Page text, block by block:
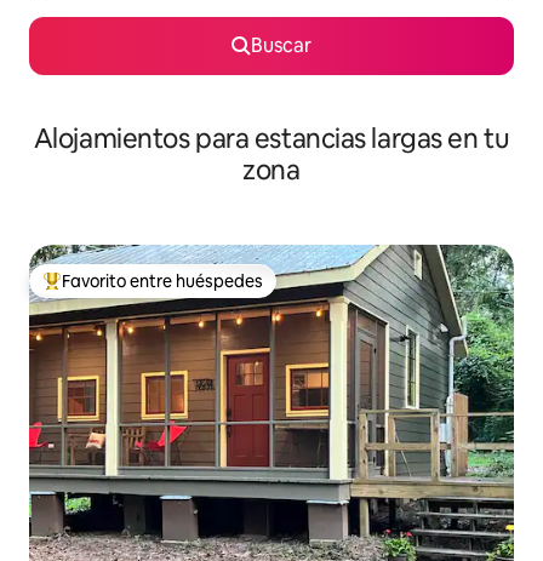
Buscar
Alojamientos para estancias largas en tu
zona
De los mejores en Favorito entre huéspedes
Favorito entre huéspedes